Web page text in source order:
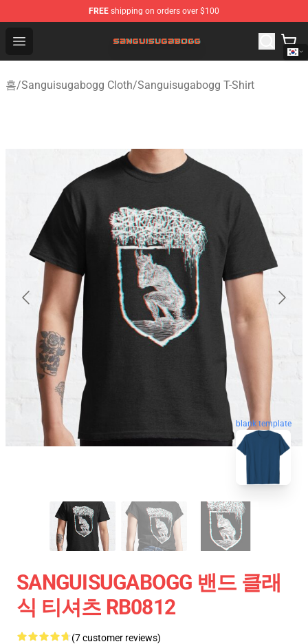
FREE shipping on orders over $100
Open menu
Sanguisugabogg Store - Official Sanguisugabogg
홈/Sanguisugabogg Cloth/Sanguisugabogg T-Shirt
blank template
SANGUISUGABOGG 밴드 클래
식 티셔츠 RB0812
(7 customer reviews)